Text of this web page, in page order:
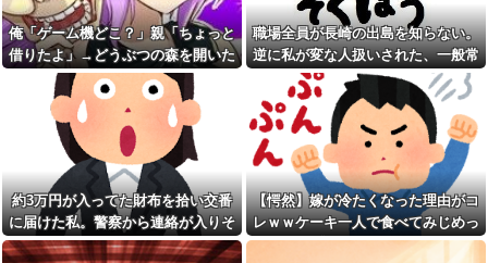
私「映画代、5000円出すね」
彼「はい、お釣り」→受け取っ
た金額を見て、デート中の違和
感に気づいてしまい…
おっさんバイトが何も言わず
辞めた。労働局「パワハラの通
報がありました」俺「えっ、教
育係は俺ですが…」→突然の聞
き取り調査が始まり…
職場全員が長崎の出島を知ら
ない。逆に私が変な人扱いされ
た、一般常識だと思ってたのに
月に一度の夕食で何を作って
も義母に味や手際をネチネチ言
われる。箱どおりのカレーに文
ダルくて何となく悲しい。親に
不登校宣言するか、もしく
は…。もう苦しすぎてこれ以上
の道が思いつかない。
「Virtual Insanity」30年越し
の“公式和訳“が公開される
欠勤連絡してきた後輩を「未
読スルー」して強引に出勤させ
た。無事に終わった夜、後輩か
ら届いた「意味深なLINE」の内
容に血の気が引いた話←完全に
未読スルー見抜かれてて草
100均のレジで「白ありません
か？」と質問し、列をストップ
させてニヤニヤする迷惑サラリ
ーマン！並んでいる客の苛立ち
俺「ゲーム機どこ？」親「ちょっと
借りたよ」→どうぶつの森を開いた
瞬間、村が大変なことになってい
て…
職場全員が長崎の出島を知らない。
逆に私が変な人扱いされた、一般常
識だと思ってたのに
約3万円が入ってた財布を拾い交番
に届けた私。警察から連絡が入りそ
の金が私のものになった結果...
【愕然】嫁が冷たくなった理由がコ
レｗｗケーキ一人で食べてみじめっ
て言われてた・・・